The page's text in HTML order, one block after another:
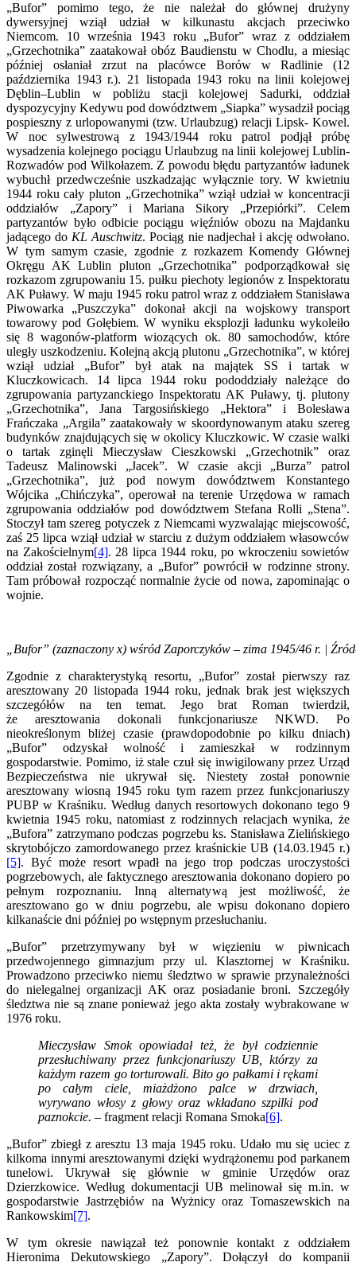
„Bufor” pomimo tego, że nie należał do głównej drużyny
dywersyjnej wziął udział w kilkunastu akcjach przeciwko
Niemcom. 10 września 1943 roku „Bufor” wraz z oddziałem
„Grzechotnika” zaatakował obóz Baudienstu w Chodlu, a miesiąc
później osłaniał zrzut na placówce Borów w Radlinie (12
października 1943 r.). 21 listopada 1943 roku na linii kolejowej
Dęblin–Lublin w pobliżu stacji kolejowej Sadurki, oddział
dyspozycyjny Kedywu pod dowództwem „Siapka” wysadził pociąg
pospieszny z urlopowanymi (tzw. Urlaubzug) relacji Lipsk- Kowel.
W noc sylwestrową z 1943/1944 roku patrol podjął próbę
wysadzenia kolejnego pociągu Urlaubzug na linii kolejowej Lublin-
Rozwadów pod Wilkołazem. Z powodu błędu partyzantów ładunek
wybuchł przedwcześnie uszkadzając wyłącznie tory. W kwietniu
1944 roku cały pluton „Grzechotnika” wziął udział w koncentracji
oddziałów „Zapory” i Mariana Sikory „Przepiórki”. Celem
partyzantów było odbicie pociągu więźniów obozu na Majdanku
jadącego doKLAuschwitz. Pociąg nie nadjechał i akcję odwołano.
W tym samym czasie, zgodnie z rozkazem Komendy Głównej
Okręgu AK Lublin pluton „Grzechotnika” podporządkował się
rozkazom zgrupowaniu 15. pułku piechoty legionów z Inspektoratu
AK Puławy. W maju 1945 roku patrol wraz z oddziałem Stanisława
Piwowarka „Puszczyka” dokonał akcji na wojskowy transport
towarowy pod Gołębiem. W wyniku eksplozji ładunku wykoleiło
się 8 wagonów-platform wiozących ok. 80 samochodów, które
uległy uszkodzeniu. Kolejną akcją plutonu „Grzechotnika”, w której
wziął udział „Bufor” był atak na majątek SS i tartak w
Kluczkowicach. 14 lipca 1944 roku pododdziały należące do
zgrupowania partyzanckiego Inspektoratu AK Puławy, tj. plutony
„Grzechotnika”, Jana Targosińskiego „Hektora” i Bolesława
Frańczaka „Argila” zaatakowały w skoordynowanym ataku szereg
budynków znajdujących się w okolicy Kluczkowic. W czasie walki
o tartak zginęli Mieczysław Cieszkowski „Grzechotnik” oraz
Tadeusz Malinowski „Jacek”. W czasie akcji „Burza” patrol
„Grzechotnika”, już pod nowym dowództwem Konstantego
Wójcika „Chińczyka”, operował na terenie Urzędowa w ramach
zgrupowania oddziałów pod dowództwem Stefana Rolli „Stena”.
Stoczył tam szereg potyczek z Niemcami wyzwalając miejscowość,
zaś 25 lipca wziął udział w starciu z dużym oddziałem własowców
na Zakościelnym[4]. 28 lipca 1944 roku, po wkroczeniu sowietów
oddział został rozwiązany, a „Bufor” powrócił w rodzinne strony.
Tam próbował rozpocząć normalnie życie od nowa, zapominając o
wojnie.
„Bufor” (zaznaczony x) wśród Zaporczyków – zima 1945/46 r. |
Zgodnie z charakterystyką resortu, „Bufor” został pierwszy raz
aresztowany 20 listopada 1944 roku, jednak brak jest większych
szczegółów na ten temat. Jego brat Roman twierdził,
że aresztowania dokonali funkcjonariusze NKWD. Po
nieokreślonym bliżej czasie (prawdopodobnie po kilku dniach)
„Bufor” odzyskał wolność i zamieszkał w rodzinnym
gospodarstwie. Pomimo, iż stale czuł się inwigilowany przez Urząd
Bezpieczeństwa nie ukrywał się. Niestety został ponownie
aresztowany wiosną 1945 roku tym razem przez funkcjonariuszy
PUBP w Kraśniku. Według danych resortowych dokonano tego 9
kwietnia 1945 roku, natomiast z rodzinnych relacjach wynika, że
„Bufora” zatrzymano podczas pogrzebu ks. Stanisława Zielińskiego
skrytobójczo zamordowanego przez kraśnickie UB (14.03.1945 r.)
[5]. Być może resort wpadł na jego trop podczas uroczystości
pogrzebowych, ale faktycznego aresztowania dokonano dopiero po
pełnym rozpoznaniu. Inną alternatywą jest możliwość, że
aresztowano go w dniu pogrzebu, ale wpisu dokonano dopiero
kilkanaście dni później po wstępnym przesłuchaniu.
„Bufor” przetrzymywany był w więzieniu w piwnicach
przedwojennego gimnazjum przy ul. Klasztornej w Kraśniku.
Prowadzono przeciwko niemu śledztwo w sprawie przynależności
do nielegalnej organizacji AK oraz posiadanie broni. Szczegóły
śledztwa nie są znane ponieważ jego akta zostały wybrakowane w
1976 roku.
Mieczysław Smok opowiadał też, że był codziennie
przesłuchiwany przez funkcjonariuszy UB, którzy za
każdym razem go torturowali. Bito go pałkami i rękami
po całym ciele, miażdżono palce w drzwiach,
wyrywano włosy z głowy oraz wkładano szpilki pod
paznokcie. – fragment relacji Romana Smoka[6].
„Bufor” zbiegł z aresztu 13 maja 1945 roku. Udało mu się uciec z
kilkoma innymi aresztowanymi dzięki wydrążonemu pod parkanem
tunelowi. Ukrywał się głównie w gminie Urzędów oraz
Dzierzkowice. Według dokumentacji UB melinował się m.in. w
gospodarstwie Jastrzębiów na Wyżnicy oraz Tomaszewskich na
Rankowskim[7].
W tym okresie nawiązał też ponownie kontakt z oddziałem
Hieronima Dekutowskiego „Zapory”. Dołączył do kompanii